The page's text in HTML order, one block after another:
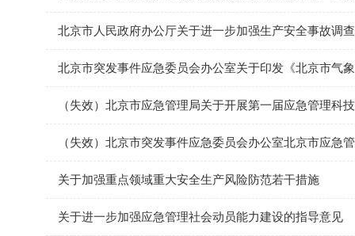
北京市人民政府办公厅关于进一步加强生产安全事故调
北京市突发事件应急委员会办公室关于印发《北京市气
（失效）北京市应急管理局关于开展第一届应急管理科
关于加强重点领域重大安全生产风险防范若干措施
关于进一步加强应急管理社会动员能力建设的指导意见